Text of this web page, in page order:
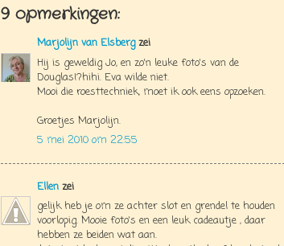
9 opmerkingen:
Marjolijn van Elsbergzei
Hij is geweldig Jo, en zo'n leuke foto's van de
Douglas!?hihi. Eva wilde niet.
Mooi die roesttechniek, moet ik ook eens opzoeken.
Groetjes Marjolijn.
5 mei 2010 om 22:55
Ellen zei
gelijk heb je om ze achter slot en grendel te houden
voorlopig. Mooie foto's en een leuk cadeautje , daar
hebben ze beiden wat aan.